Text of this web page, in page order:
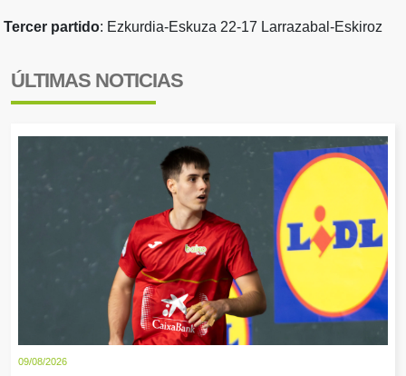
Tercer partido: Ezkurdia-Eskuza 22-17 Larrazabal-Eskiroz
ÚLTIMAS NOTICIAS
09/08/2026